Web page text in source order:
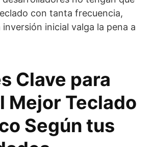
con tanta frecuencia,
inicial valga la pena a
Clave para
Mejor Teclado
Según tus